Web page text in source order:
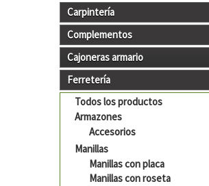
Carpintería
Complementos
Cajoneras armario
Ferretería
Todos los productos
Armazones
Accesorios
Manillas
Manillas con placa
Manillas con roseta